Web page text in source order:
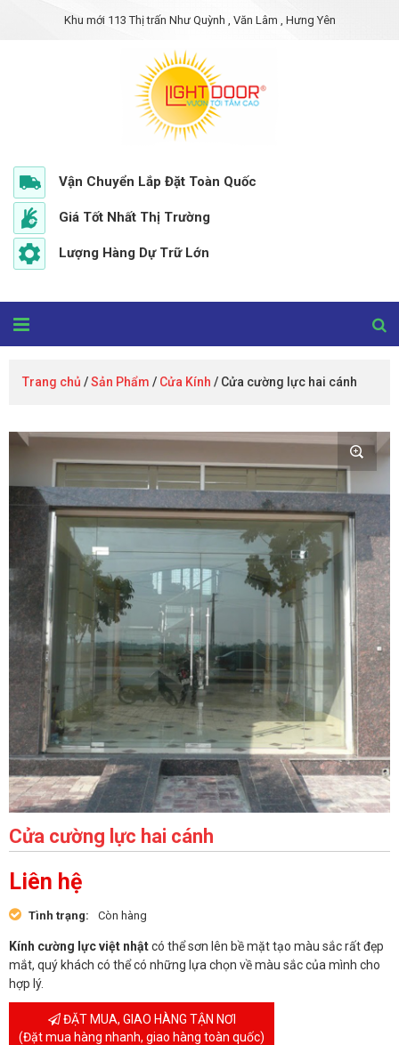
Khu mới 113 Thị trấn Như Quỳnh , Văn Lâm , Hưng Yên
Vận Chuyển Lắp Đặt Toàn Quốc
Giá Tốt Nhất Thị Trường
Lượng Hàng Dự Trữ Lớn
Trang chủ /Sản Phẩm / Cửa Kính / Cửa cường lực hai cánh
Cửa cường lực hai cánh
Liên hệ
Tình trạng: Còn hàng
Kính cường lực việt nhậtcó thể sơn lên bề mặt tạo màu sắc rất đẹp
mắt, quý khách có thể có những lựa chọn về màu sắc của mình cho
hợp lý.
ĐẶT MUA, GIAO HÀNG TẬN NƠI
(Đặt mua hàng nhanh, giao hàng toàn quốc)